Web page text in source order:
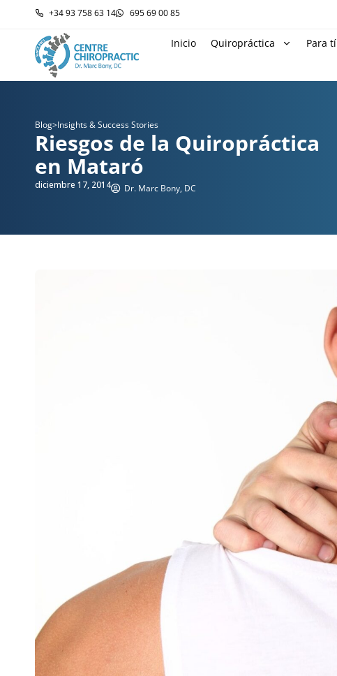
+34 93 758 63 14 695 69 00 85
Inicio Quiropráctica Para tí
Blog>Insights & Success Stories
Riesgos de la Quiropráctica
en Mataró
diciembre 17, 2014 Dr. Marc Bony, DC